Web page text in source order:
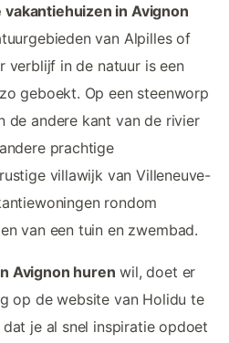
vakantiehuizen in Avignon
van Alpilles of
verblijf in de natuur is een
geboekt. Op een steenworp
de andere kant van de rivier
prachtige
villawijk van Villeneuve-
rondom
van een tuin en zwembad.
Avignon huren wil, doet er
op de website van Holidu te
je al snel inspiratie opdoet